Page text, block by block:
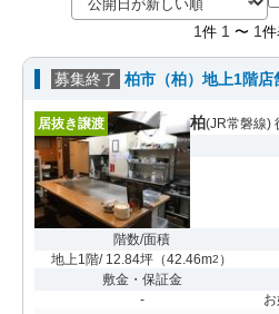
1 件 1 〜 1
募集終了 柏市（柏）地上1階
居抜き譲渡 柏(JR常磐線)
階数/面積
地上1階/ 12.84坪 （42.46m2 ）
敷金・保証金
-